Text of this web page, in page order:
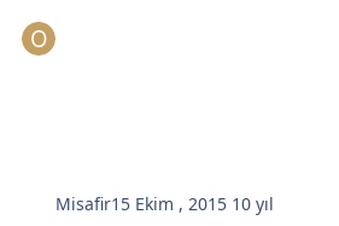
Misafir15 Ekim , 2015 10 yıl